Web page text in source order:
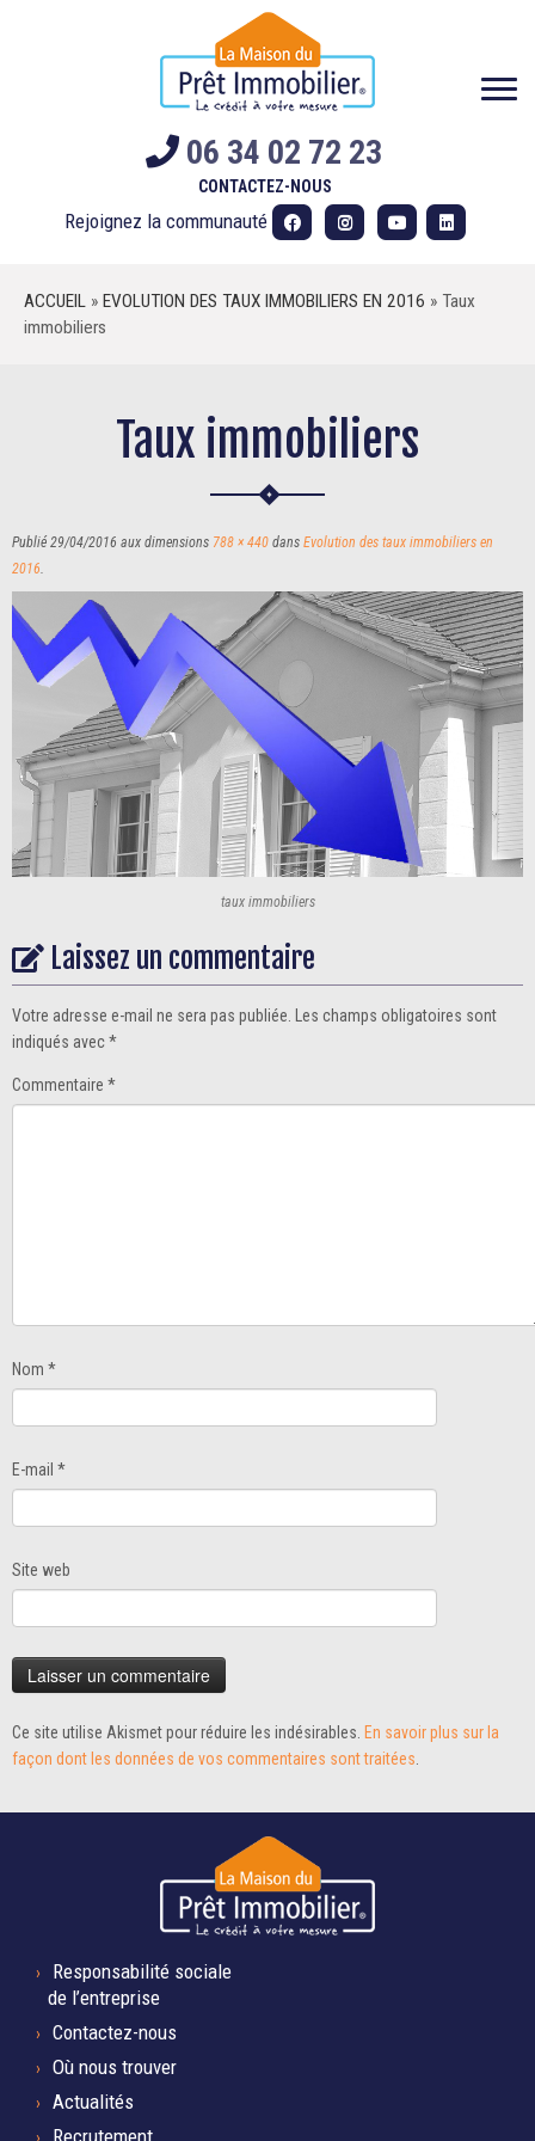
06 34 02 72 23
CONTACTEZ-NOUS
Rejoignez la communauté
ACCUEIL » EVOLUTION DES TAUX IMMOBILIERS EN 2016 » Taux
immobiliers
Taux immobiliers
Publié 29/04/2016 aux dimensions 788 × 440 dans Evolution des taux immobiliers en
2016.
taux immobiliers
Laissez un commentaire
Votre adresse e-mail ne sera pas publiée.
Les champs obligatoires sont
indiqués avec*
Commentaire *
Nom *
E-mail *
Site web
Ce site utilise Akismet pour réduire les indésirables. En savoir plus sur la
façon dont les données de vos commentaires sont traitées
Responsabilité sociale
de l’entreprise
Contactez-nous
Où nous trouver
Actualités